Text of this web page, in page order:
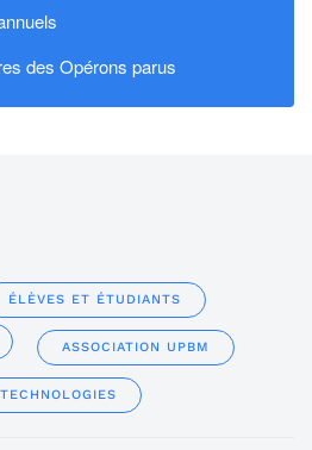
des Opérons parus
ÉLÈVES ET ÉTUDIANTS
ASSOCIATION UPBM